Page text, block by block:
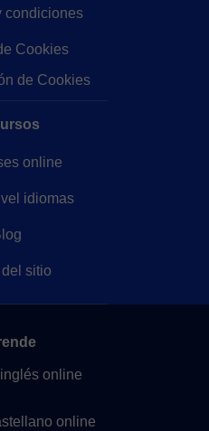
condiciones
Cookies
de Cookies
online
idiomas
sitio
online
online